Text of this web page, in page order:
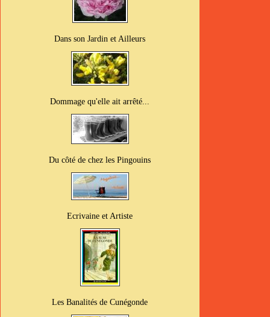
Dans son Jardin et Ailleurs
Dommage qu'elle ait arrêté...
Du côté de chez les Pingouins
Ecrivaine et Artiste
Les Banalités de Cunégonde